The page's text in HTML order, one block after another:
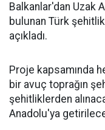
Balkanlar'dan Uzak
bulunan Türk
açıkladı.
Proje kapsamında
bir avuç toprağın
şehitliklerden
Anadolu'ya